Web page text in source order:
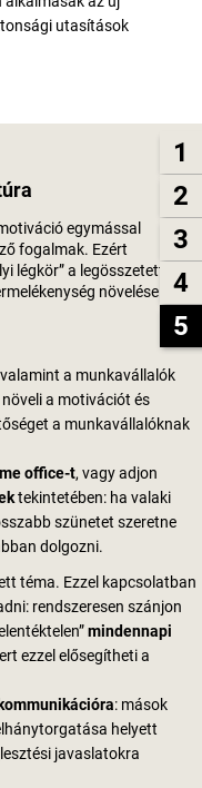
1
2
3
4
5
utasítások
egymással
fogalmak. Ezért
légkör” a legösszetettebb
növelése
valamint a munkavállalók
növeli a motivációt és
a munkavállalóknak
office-t, vagy adjon
tekintetében: ha valaki
szünetet szeretne
dolgozni.
téma. Ezzel kapcsolatban
rendszeresen szánjon
mindennapi
ezzel elősegítheti a
: mások
helyett
javaslatokra